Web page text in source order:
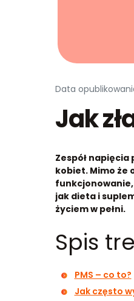
Data
Jak
Zespół
kobiet. Mimo że
funkcjonowanie,
jak dieta i
życiem w pełni.
Spis
PMS – co to?
Jak często